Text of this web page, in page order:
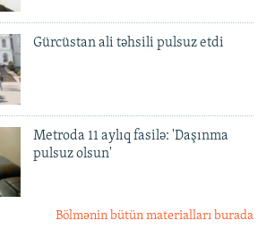
Gürcüstan ali təhsili pulsuz etdi
Metroda 11 aylıq fasilə: 'Daşınma
pulsuz olsun'
Bölmənin bütün materialları burada